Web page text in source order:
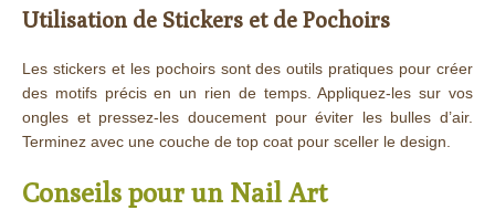
Utilisation de Stickers et de Pochoirs
Les stickers et les pochoirs sont des outils pratiques pour créer
des motifs précis en un rien de temps. Appliquez-les sur vos
ongles et pressez-les doucement pour éviter les bulles d’air.
Terminez avec une couche de top coat pour sceller le design.
Conseils pour un Nail Art